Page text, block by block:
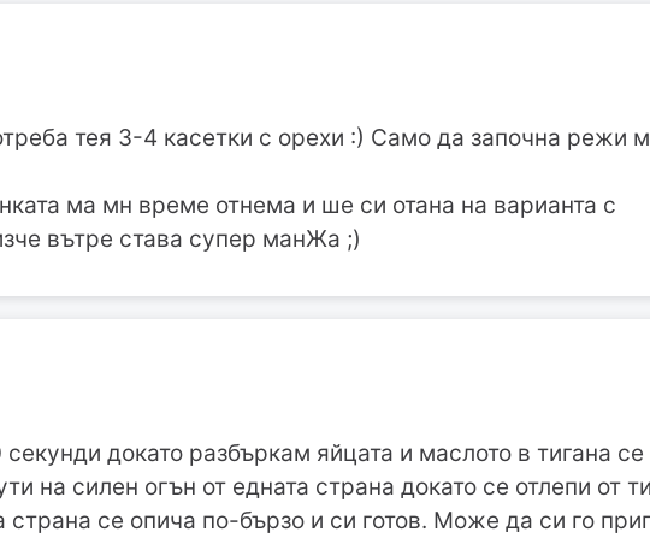
тея 3-4 касетки с орехи :) Само да започна режи
ма мн време отнема и ше си отана на варианта с
вътре става супер манЖа ;)
докато разбъркам яйцата и маслото в тигана се
на силен огън от едната страна докато се отлепи от
се опича по-бързо и си готов. Може да си го